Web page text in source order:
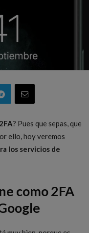
? Pues que sepas, que
ello, hoy veremos
los servicios de
como 2FA